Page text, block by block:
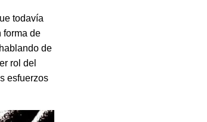
todavía
forma de
de
rol del
esfuerzos